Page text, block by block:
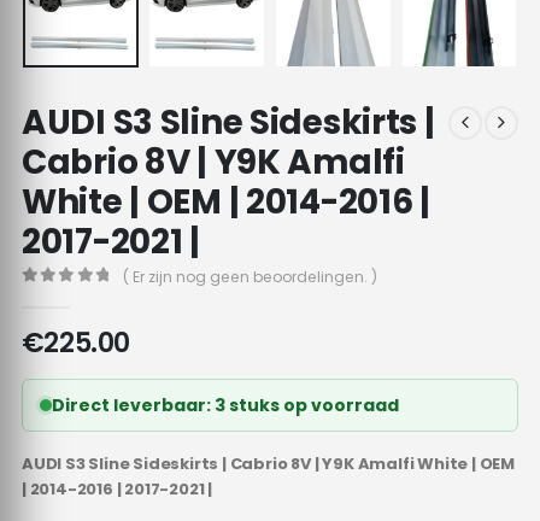
AUDI S3 Sline Sideskirts |
Cabrio 8V | Y9K Amalfi
White | OEM | 2014-2016 |
2017-2021 |
( Er zijn nog geen beoordelingen. )
€225.00
Direct leverbaar: 3 stuks op voorraad
AUDI S3 Sline Sideskirts | Cabrio 8V | Y9K Amalfi White | OEM
| 2014-2016 | 2017-2021 |